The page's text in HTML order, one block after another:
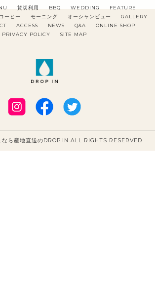
貸切利用 BBQ WEDDING
FEATURE
コーヒー モーニング オーシャンビュー
GALLERY
ACCESS NEWS Q&A
ONLINE SHOP
PRIVACY POLICY
SITE MAP
ら産地直送のDROP IN ALL RIGHTS RESERVED.